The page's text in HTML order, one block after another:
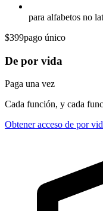
para alfabetos no
$399pago único
De por vida
Paga una vez
Cada función, y cada
Obtener acceso de por